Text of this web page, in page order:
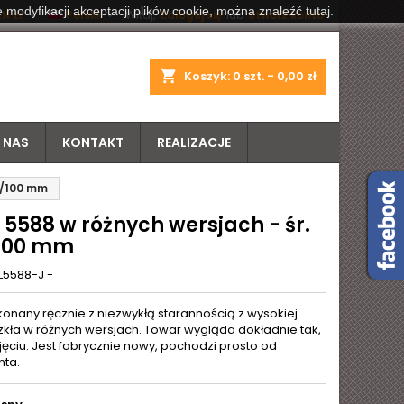
Witaj, Zaloguj się lub Stwórz konto
Polski
zł
shopping_cart Koszyk: 0 szt. - 0,00 zł
KONTAKT REALIZACJE
mm
5588 w różnych wersjach - śr.
mm
J -
ręcznie z niezwykłą starannością z wysokiej
w różnych wersjach. Towar wygląda dokładnie tak,
Jest fabrycznie nowy, pochodzi prosto od
akceptacji plików cookie, można znaleźć tutaj.